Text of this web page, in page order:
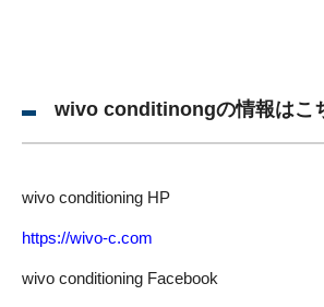
wivo conditinongの情報はこ
wivo conditioning HP
https://wivo-c.com
wivo conditioning Facebook